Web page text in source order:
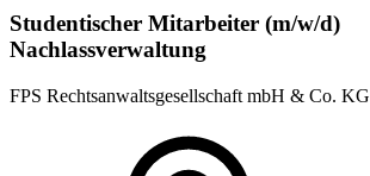
Studentischer Mitarbeiter (m/w/d)
Nachlassverwaltung
FPS Rechtsanwaltsgesellschaft mbH & Co. KG